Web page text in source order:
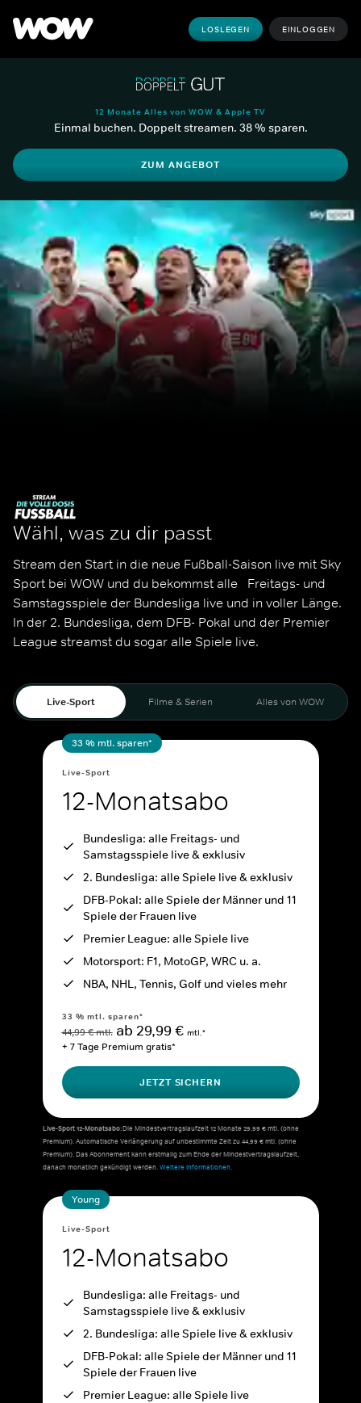
LOSLEGEN EINLOGGEN
12 Monate Alles von WOW & Apple TV
Einmal buchen. Doppelt streamen. 38 % sparen.
ZUM ANGEBOT
Wähl, was zu dir passt
Stream den Start in die neue Fußball-Saison live mit Sky
Sport bei WOW und du bekommst alle   Freitags- und
Samstagsspiele der Bundesliga live und in voller Länge.
In der 2. Bundesliga, dem DFB- Pokal und der Premier
League streamst du sogar alle Spiele live.
Live-Sport Filme & Serien Alles von WOW
33 % mtl. sparen*
Live-Sport
12-Monatsabo
Bundesliga: alle Freitags- und
Samstagsspiele live & exklusiv
2. Bundesliga: alle Spiele live & exklusiv
DFB-Pokal: alle Spiele der Männer und 11
Spiele der Frauen live
Premier League: alle Spiele live
Motorsport: F1, MotoGP, WRC u. a.
NBA, NHL, Tennis, Golf und vieles mehr
33 % mtl. sparen*
44,99 € mtl. ab 29,99 € mtl.*
+ 7 Tage Premium gratis*
JETZT SICHERN
Live-Sport 12-Monatsabo:Die Mindestvertragslaufzeit 12 Monate 29,99 € mtl. (ohne
Premium). Automatische Verlängerung auf unbestimmte Zeit zu 44,99 € mtl. (ohne
Premium). Das Abonnement kann erstmalig zum Ende der Mindestvertragslaufzeit,
danach monatlich gekündigt werden.Weitere Informationen.
Young
Live-Sport
12-Monatsabo
Bundesliga: alle Freitags- und
Samstagsspiele live & exklusiv
2. Bundesliga: alle Spiele live & exklusiv
DFB-Pokal: alle Spiele der Männer und 11
Spiele der Frauen live
Premier League: alle Spiele live